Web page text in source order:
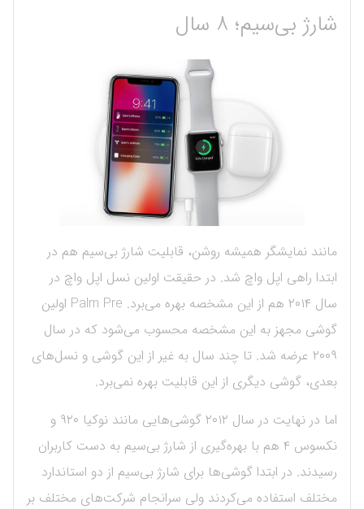
شارژ بی‌سیم؛ ۸ سال
مانند نمایشگر همیشه روشن، قابلیت شارژ بی‌سیم هم در
ابتدا راهی اپل واچ شد. در حقیقت اولین نسل اپل واچ در
سال ۲۰۱۴ هم از این مشخصه بهره می‌برد. Palm Pre اولین
گوشی مجهز به این مشخصه محسوب می‌شود که در سال
۲۰۰۹ عرضه شد. تا چند سال به غیر از این گوشی و نسل‌های
بعدی، گوشی دیگری از این قابلیت بهره نمی‌برد.
اما در نهایت در سال ۲۰۱۲ گوشی‌هایی مانند نوکیا ۹۲۰ و
نکسوس ۴ هم با بهره‌گیری از شارژ بی‌سیم به دست کاربران
رسیدند. در ابتدا گوشی‌ها برای شارژ بی‌سیم از دو استاندارد
مختلف استفاده می‌کردند ولی سرانجام شرکت‌های مختلف بر